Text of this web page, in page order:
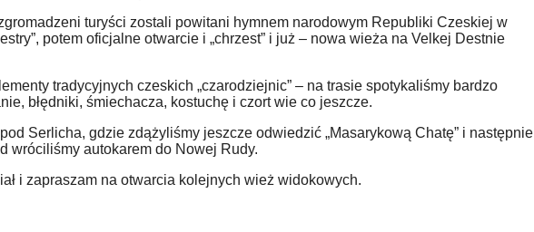
turyści zostali powitani hymnem narodowym Republiki Czeskiej w
potem oficjalne otwarcie i „chrzest” i już – nowa wieża na Velkej Destnie
tradycyjnych czeskich „czarodziejnic” – na trasie spotykaliśmy bardzo
błędniki, śmiechacza, kostuchę i czort wie co jeszcze.
Serlicha, gdzie zdążyliśmy jeszcze odwiedzić „Masarykową Chatę” i następnie
wróciliśmy autokarem do Nowej Rudy.
i zapraszam na otwarcia kolejnych wież widokowych.